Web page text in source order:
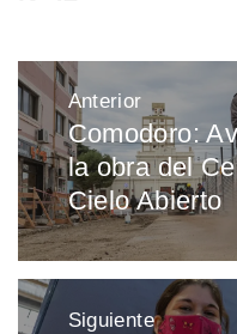
Navegación
de
entradas
Anterior
Entrada
anterior:
Comodoro:
la obra del
Cielo Abierto
Siguiente